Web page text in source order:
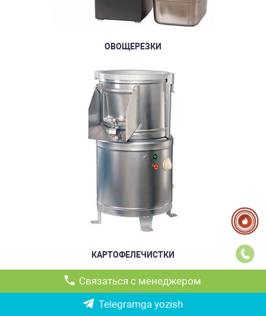
ОВОЩЕРЕЗКИ
КАРТОФЕЛЕЧИСТКИ
Связаться с менеджером
Telegramga yozish